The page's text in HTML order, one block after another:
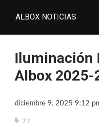
ALBOX NOTICIAS
Iluminación
Albox 2025-
diciembre 9, 2025 9:12